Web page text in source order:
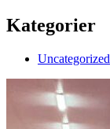
Kategorier
Uncategorized